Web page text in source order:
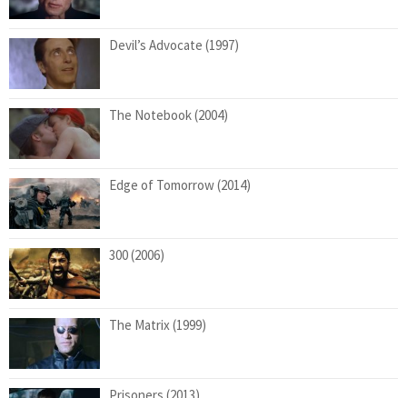
Devil’s Advocate (1997)
The Notebook (2004)
Edge of Tomorrow (2014)
300 (2006)
The Matrix (1999)